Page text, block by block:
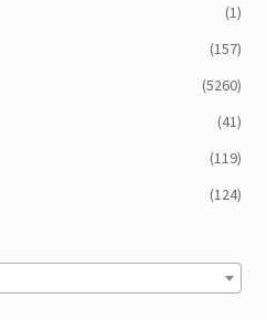
(1)
(157)
(5260)
(41)
(119)
(124)